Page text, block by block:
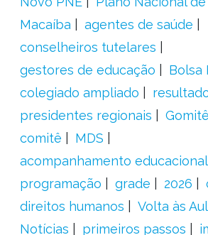
Macaíba
agentes de saúde
conselheiros tutelares
gestores de educação
Bolsa
colegiado ampliado
presidentes regionais
comitê
MDS
acompanhamento educacional
programação
grade 2026
direitos humanos
Volta às
Notícias
primeiros passos